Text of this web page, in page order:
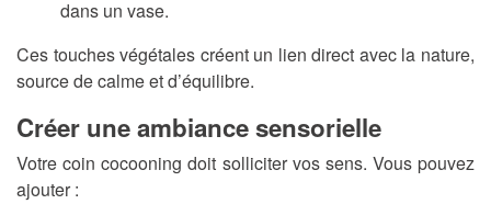
dans un vase.
Ces touches végétales créent un lien direct avec la nature,
source de calme et d’équilibre.
Créer une ambiance sensorielle
Votre coin cocooning doit solliciter vos sens. Vous pouvez
ajouter :